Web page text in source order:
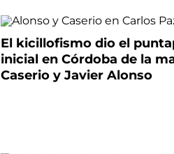
El kicillofismo dio el
inicial en Córdoba de la
Caserio y Javier Alonso